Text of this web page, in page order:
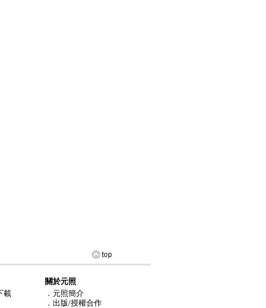
載
關於元照
．元照簡介
．出版/授權合作